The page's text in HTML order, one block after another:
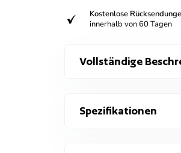
verifiziert
Kostenlose
innerhalb von 60 Tagen
Vollständige
Spezifikationen